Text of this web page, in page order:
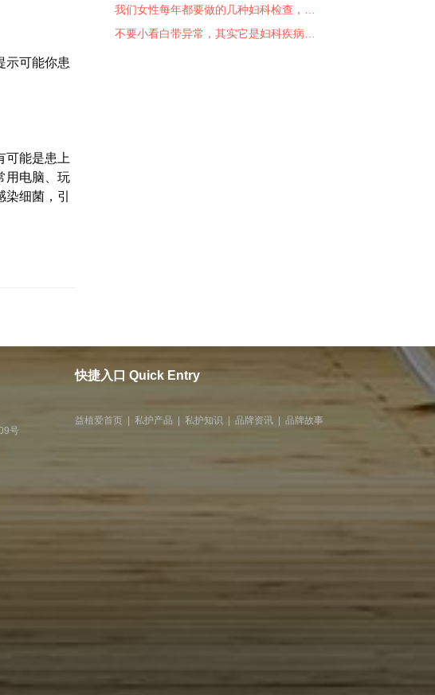
示可能你患
可能是患上
用电脑、玩
细菌，引
我们女性每年都要做的几种妇科检查，…
不要小看白带异常，其实它是妇科疾病…
号
快捷入口 Quick Entry
益植爱首页 私护产品 私护知识 品牌资讯 品牌故事